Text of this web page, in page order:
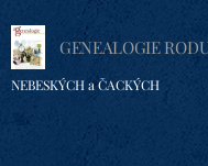
GENEALOGIE
NEBESKÝCH a ČACKÝCH